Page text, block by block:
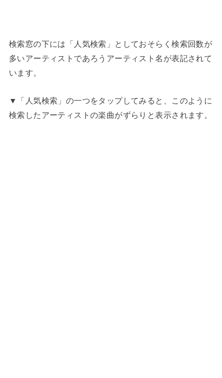
検索窓の下には「人気検索」としておそらく検索回数が
多いアーティストであろうアーティスト名が表記されて
います。
▼「人気検索」の一つをタップしてみると、このように
検索したアーティストの楽曲がずらりと表示されます。